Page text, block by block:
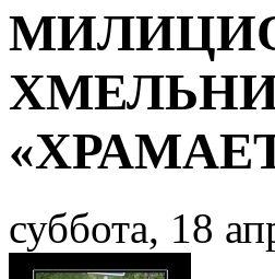
суббота, 18